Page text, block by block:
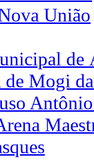
União
de
de Mogi